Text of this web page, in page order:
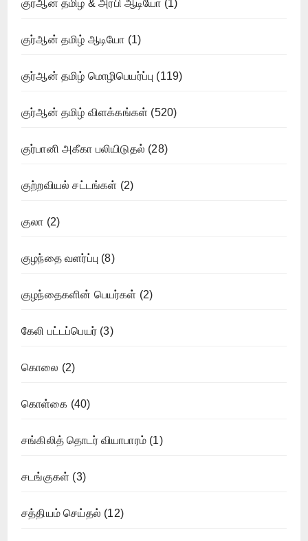
குர்ஆன் தமிழ் & அரபி ஆடியோ (1)
குர்ஆன் தமிழ் ஆடியோ (1)
குர்ஆன் தமிழ் மொழிபெயர்ப்பு (119)
குர்ஆன் தமிழ் விளக்கங்கள் (520)
குர்பானி அகீகா பலியிடுதல் (28)
குற்றவியல் சட்டங்கள் (2)
குலா (2)
குழந்தை வளர்ப்பு (8)
குழந்தைகளின் பெயர்கள் (2)
கேலி பட்டப்பெயர் (3)
கொலை (2)
கொள்கை (40)
சங்கிலித் தொடர் வியாபாரம் (1)
சடங்குகள் (3)
சத்தியம் செய்தல் (12)